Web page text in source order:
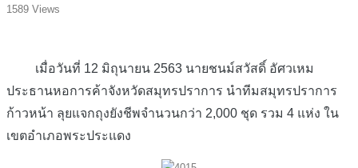
1589 Views
เมื่อวันที่ 12 มิถุนายน 2563 นายชนม์สวัสดิ์ อัศวเหม
ประธานหอการค้าจังหวัดสมุทรปราการ นำทีมสมุทรปราการ
ก้าวหน้า ลุยแจกถุงยังชีพจำนวนกว่า 2,000 ชุด รวม 4 แห่ง ใน
เขตอำเภอพระประแดง